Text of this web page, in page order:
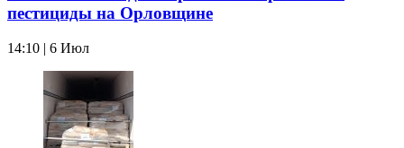
пестициды на Орловщине
14:10 | 6 Июл